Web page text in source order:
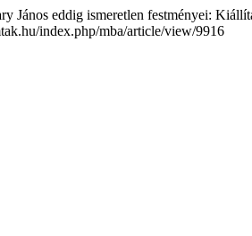
János eddig ismeretlen festményei:
index.php/mba/article/view/9916